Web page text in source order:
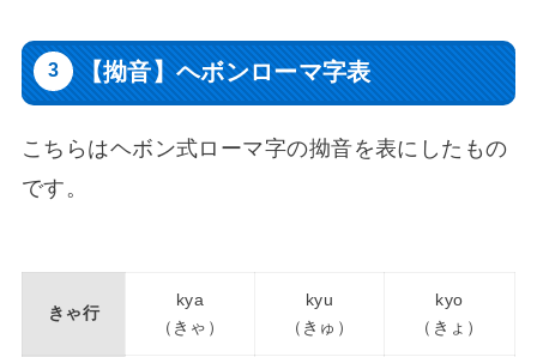
【拗音】ヘボンローマ字表
こちらはヘボン式ローマ字の拗音を表にしたもの
です。
きゃ行
kya
（きゃ）
kyu
（きゅ）
kyo
（きょ）